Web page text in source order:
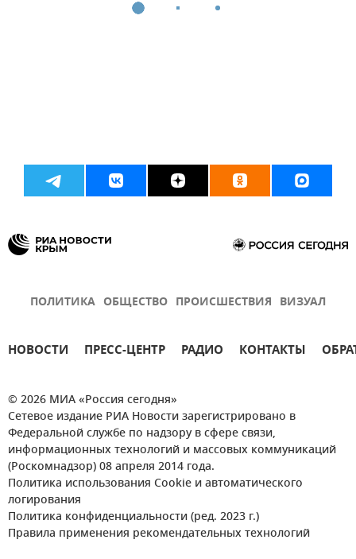
ПОЛИТИКА ОБЩЕСТВО ПРОИСШЕСТВИЯ ВИЗУАЛ
НОВОСТИ ПРЕСС-ЦЕНТР РАДИО КОНТАКТЫ
© 2026 МИА «Россия сегодня»
Сетевое издание РИА Новости зарегистрировано в
Федеральной службе по надзору в сфере связи,
информационных технологий и массовых коммуникаций
(Роскомнадзор) 08 апреля 2014 года.
Политика использования Cookie и автоматического
логирования
Политика конфиденциальности (ред. 2023 г.)
Правила применения рекомендательных технологий